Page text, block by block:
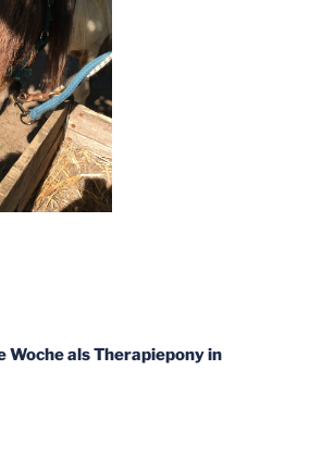
Woche als Therapiepony in